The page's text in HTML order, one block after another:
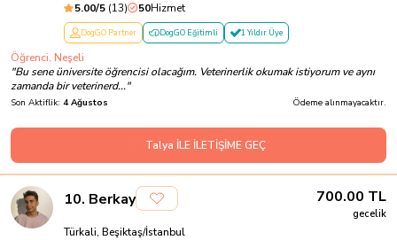
5.00/5 (13) 50Hizmet
DogGO Partner DogGO Eğitimli 1 Yıldır Üye
Öğrenci, Neşeli
"Bu sene üniversite öğrencisi olacağım. Veterinerlik okumak istiyorum ve aynı
zamanda bir veterinerd..."
Son Aktiflik: 4 Ağustos Ödeme alınmayacaktır.
Talya İLE İLETİŞİME GEÇ
10. Berkay 700.00 TL
gecelik
Türkali, Beşiktaş/İstanbul